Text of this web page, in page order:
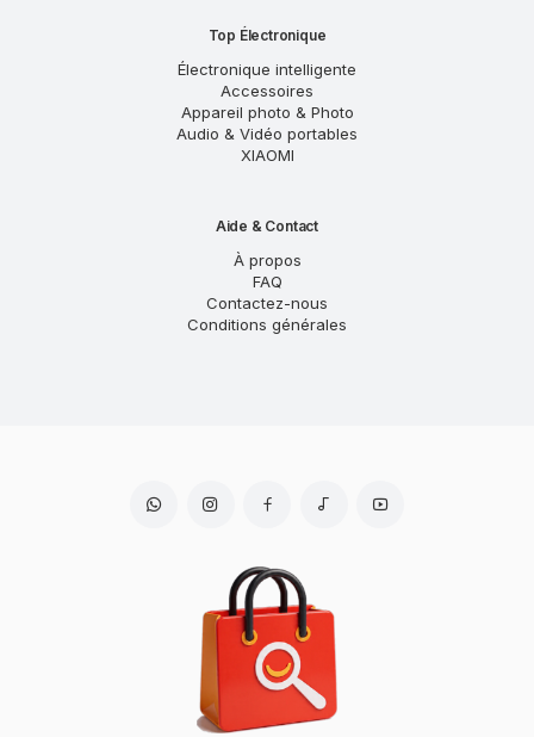
Top Électronique
Électronique intelligente
Accessoires
Appareil photo & Photo
Audio & Vidéo portables
XIAOMI
Aide & Contact
À propos
FAQ
Contactez-nous
Conditions générales